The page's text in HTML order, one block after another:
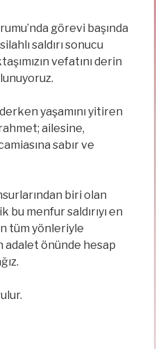
görevi başında
saldırı sonucu
vefatını derin
yaşamını yitiren
ailesine,
sabır ve
biri olan
bu menfur saldırıyı en
tüm yönleriyle
adalet önünde hesap